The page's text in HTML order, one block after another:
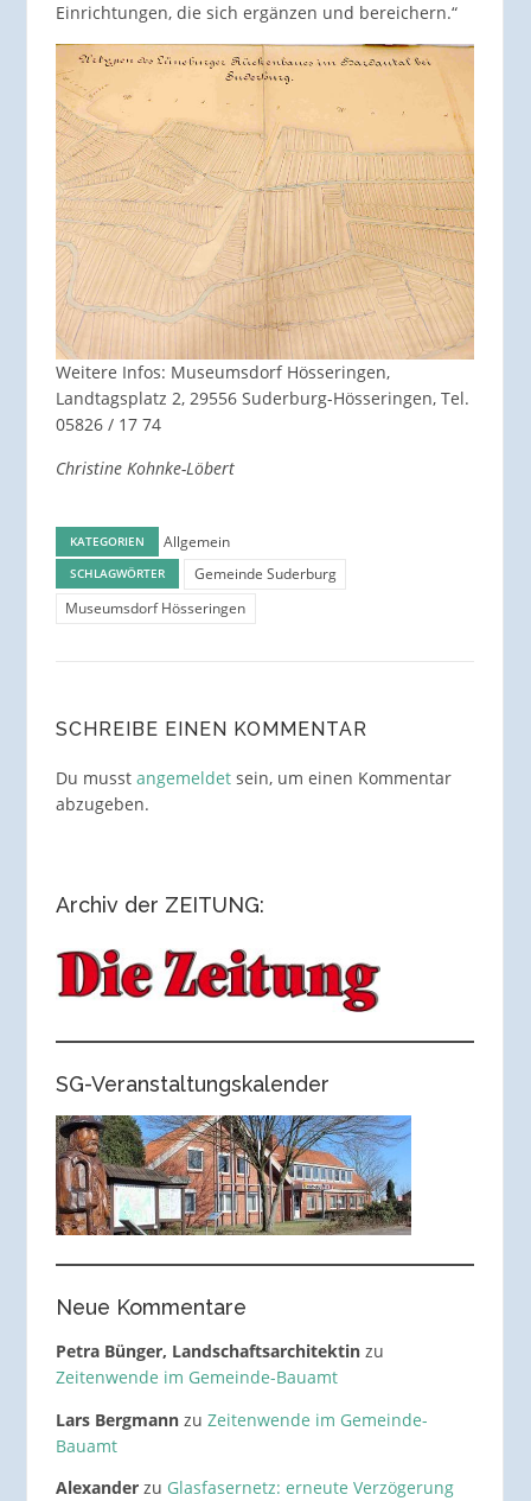
Einrichtungen, die sich ergänzen und bereichern.“
Weitere Infos: Museumsdorf Hösseringen,
Landtagsplatz 2, 29556 Suderburg-Hösseringen, Tel.
05826 / 17 74
Christine Kohnke-Löbert
KATEGORIEN Allgemein
SCHLAGWÖRTER
Gemeinde Suderburg
Museumsdorf Hösseringen
SCHREIBE EINEN KOMMENTAR
Du musst angemeldetsein, um einen Kommentar
abzugeben.
Archiv der ZEITUNG:
SG-Veranstaltungskalender
Neue Kommentare
Petra Bünger, Landschaftsarchitektinzu
Zeitenwende im Gemeinde-Bauamt
Lars Bergmannzu Zeitenwende im Gemeinde-
Bauamt
Alexanderzu Glasfasernetz: erneute Verzögerung